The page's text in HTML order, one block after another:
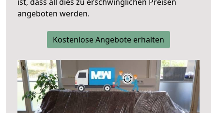
angeboten werden.
Kostenlose Angebote erhalten